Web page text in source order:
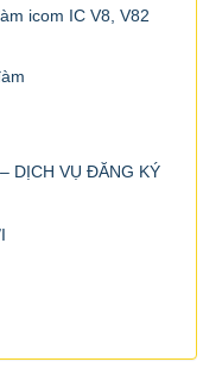
icom IC V8, V82
DỊCH VỤ ĐĂNG KÝ